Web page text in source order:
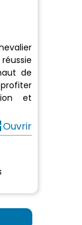
de
et
Ouvrir